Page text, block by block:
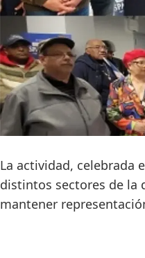
La actividad, celebrada
distintos sectores de la
mantener